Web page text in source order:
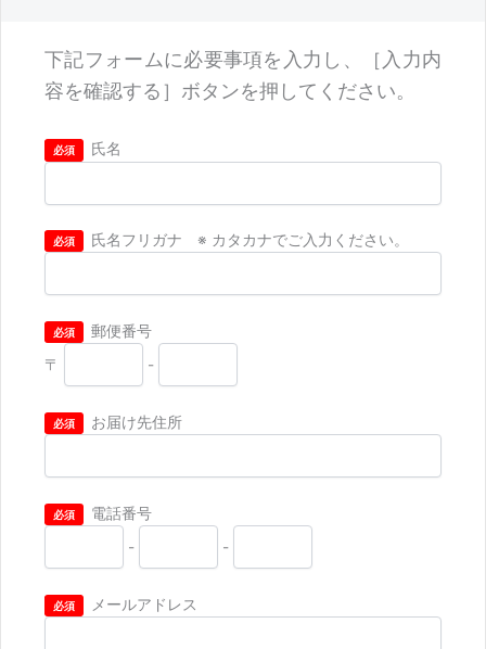
下記フォームに必要事項を入力し、［入力内
容を確認する］ボタンを押してください。
必須 氏名
必須 氏名フリガナ ※ カタカナでご入力ください。
必須
郵便番号
〒
-
必須 お届け先住所
必須
電話番号
-
-
必須 メールアドレス